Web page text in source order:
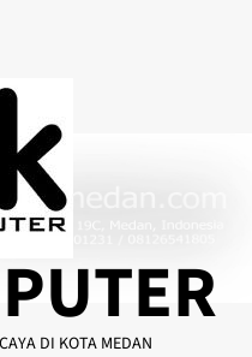
DI KOTA MEDAN